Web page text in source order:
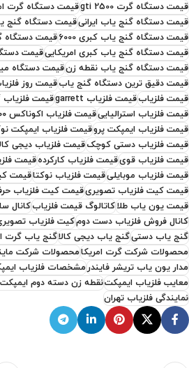
قیمت دستگاه گرت gti 2500
قیمت دستگاه گرت
قیمت دستگاه گنج یاب ایرانیقیمت دستگاه گنج
قیمت دستگاه گنج یاب کبری 6000
قیمت دستگاه
قیمت دستگاه گنج یاب کبری امریکاییقیمت
قیمت دستگاه گنج یاب نقطه زنقیمت دستگاه
قیمت دقیق ترین دستگاه گنج یابقیمت روز
قیمت فلزیابقیمت فلزیاب garrett قیمت فلزیاب vlf
قیمت فلزیاب استرالیاییقیمت فلزیاب اکوناکس ۸۰۰
قیمت فلزیاب ایمپکت پروقیمت فلزیاب ایمپکت
قیمت فلزیاب دستی کوچکقیمت فلزیاب دیجی
قیمت فلزیاب قویقیمت فلزیاب کارکردهقیمت
قیمت فلزیاب موبایلیقیمت فلزیاب نوکتاقیمت
قیمت کیت فلزیاب تصویریقیمت کیت فلزیاب
قیمت یون یاب طلاکاتالوگ قیمت فلزیابکانال
کانال فروش فلزیاب دست دومکیت فلزیاب
گنج یاب دستیگنج یاب دیجی کالاگنج یاب گرت
محصولات شرکت گرت امریکامحصولات شرکت
مدار یون یاب تریشر فایندرمشخصات فلزیاب
معایب فلزیاب ایمپکتنقطه زن دسته دوم ایمپکت
نمایندگی فلزیاب تهران